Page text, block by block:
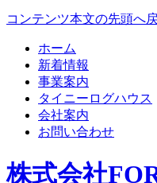
コンテンツ本文の先頭へ
ホーム
新着情報
事業案内
タイニーログハウス
会社案内
お問い合わせ
株式会社